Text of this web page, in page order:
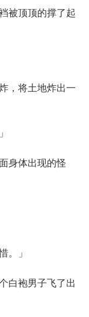
被顶顶的撑了起
，将土地炸出一
身体出现的怪
。」
白袍男子飞了出